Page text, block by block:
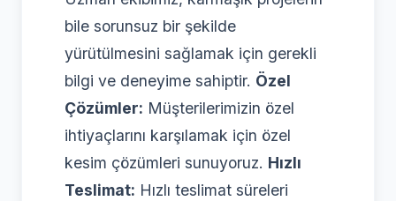
bile sorunsuz bir şekilde
yürütülmesini sağlamak için gerekli
bilgi ve deneyime sahiptir. Özel
Çözümler: Müşterilerimizin özel
ihtiyaçlarını karşılamak için özel
kesim çözümleri sunuyoruz. Hızlı
Teslimat: Hızlı teslimat süreleri